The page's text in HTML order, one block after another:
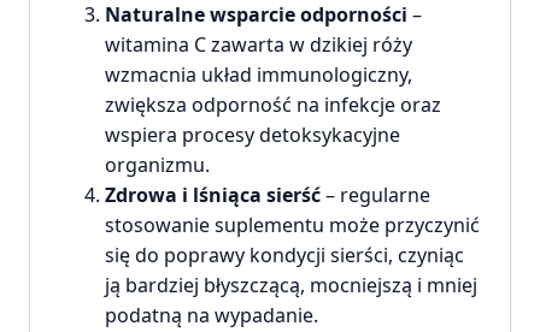
Naturalne wsparcie odporności –
witamina C zawarta w dzikiej róży
wzmacnia układ immunologiczny,
zwiększa odporność na infekcje oraz
wspiera procesy detoksykacyjne
organizmu.
Zdrowa i lśniąca sierść– regularne
stosowanie suplementu może przyczynić
się do poprawy kondycji sierści, czyniąc
ją bardziej błyszczącą, mocniejszą i mniej
podatną na wypadanie.